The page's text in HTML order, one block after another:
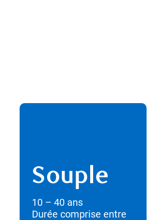
Souple
10 – 40 ans
Durée comprise entre